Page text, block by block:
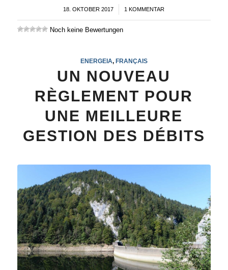
18. OKTOBER 2017
/ 1 KOMMENTAR
Noch keine Bewertungen
ENERGEIA, FRANÇAIS
UN NOUVEAU
RÈGLEMENT POUR
UNE MEILLEURE
GESTION DES DÉBITS